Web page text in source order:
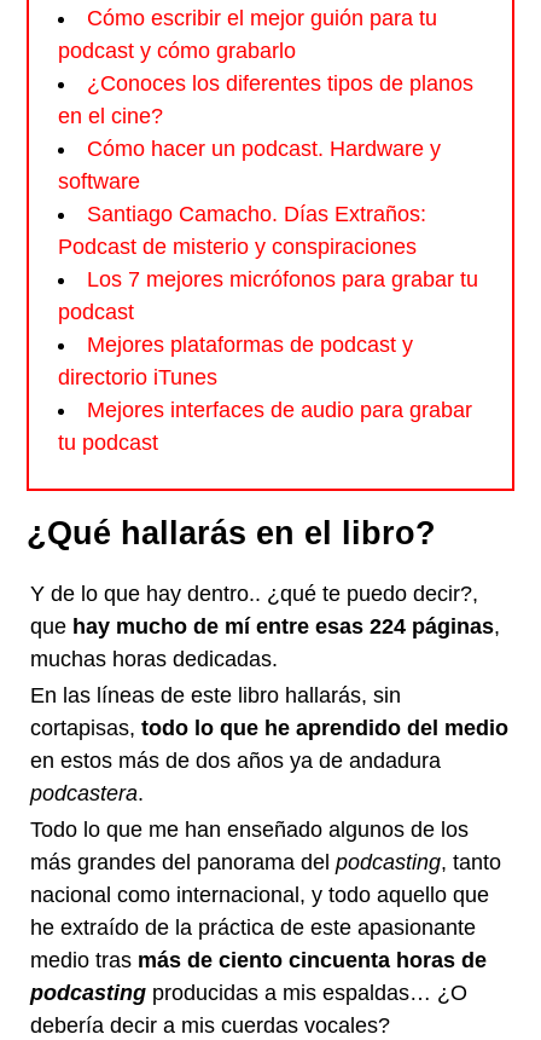
Cómo escribir el mejor guión para tu
podcast y cómo grabarlo
¿Conoces los diferentes tipos de planos
en el cine?
Cómo hacer un podcast. Hardware y
software
Santiago Camacho. Días Extraños:
Podcast de misterio y conspiraciones
Los 7 mejores micrófonos para grabar tu
podcast
Mejores plataformas de podcast y
directorio iTunes
Mejores interfaces de audio para grabar
tu podcast
¿Qué hallarás en el libro?
Y de lo que hay dentro.. ¿qué te puedo decir?,
que hay mucho de mí entre esas 224 páginas,
muchas horas dedicadas.
En las líneas de este libro hallarás, sin
cortapisas,todo lo que he aprendido del medio
en estos más de dos años ya de andadura
podcastera.
Todo lo que me han enseñado algunos de los
más grandes del panorama delpodcasting, tanto
nacional como internacional, y todo aquello que
he extraído de la práctica de este apasionante
medio tras más de ciento cincuenta horas de
podcasting producidas a mis espaldas… ¿O
debería decir a mis cuerdas vocales?